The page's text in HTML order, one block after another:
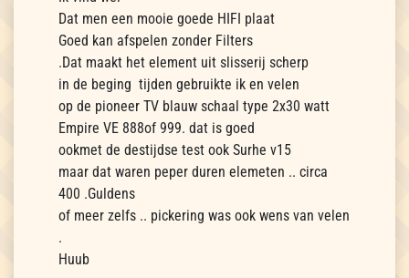
Dat men een mooie goede HIFI plaat
Goed kan afspelen zonder Filters
.Dat maakt het element uit slisserij scherp
in de beging tijden gebruikte ik en velen
op de pioneer TV blauw schaal type 2x30 watt
Empire VE 888of 999. dat is goed
ookmet de destijdse test ook Surhe v15
maar dat waren peper duren elemeten .. circa
400 .Guldens
of meer zelfs .. pickering was ook wens van velen
.
Huub